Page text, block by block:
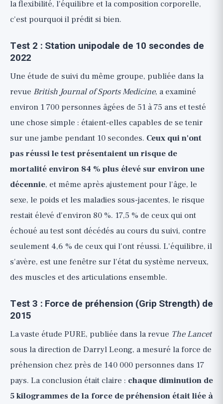
la flexibilité, l'équilibre et la composition corporelle,
c'est pourquoi il prédit si bien.
Test 2 : Station unipodale de 10 secondes de
2022
Une étude de suivi du même groupe, publiée dans la
revue British Journal of Sports Medicine, a examiné
environ 1 700 personnes âgées de 51 à 75 ans et testé
une chose simple : étaient-elles capables de se tenir
sur une jambe pendant 10 secondes. Ceux qui n'ont
pas réussi le test présentaient un risque de
mortalité environ 84 % plus élevé sur environ une
décennie, et même après ajustement pour l'âge, le
sexe, le poids et les maladies sous-jacentes, le risque
restait élevé d'environ 80 %. 17,5 % de ceux qui ont
échoué au test sont décédés au cours du suivi, contre
seulement 4,6 % de ceux qui l'ont réussi. L'équilibre, il
s'avère, est une fenêtre sur l'état du système nerveux,
des muscles et des articulations ensemble.
Test 3 : Force de préhension (Grip Strength) de
2015
La vaste étude PURE, publiée dans la revue The Lancet
sous la direction de Darryl Leong, a mesuré la force de
préhension chez près de 140 000 personnes dans 17
pays. La conclusion était claire : chaque diminution de
5 kilogrammes de la force de préhension était liée à